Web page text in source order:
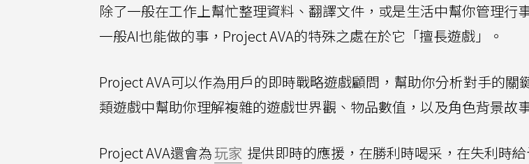
除了一般在工作上幫忙整理資料、翻譯文件，或是生活中幫你管理行
一般AI也能做的事，Project AVA的特殊之處在於它「擅長遊戲」。
Project AVA可以作為用戶的即時戰略遊戲顧問，幫助你分析對手的關
類遊戲中幫助你理解複雜的遊戲世界觀、物品數值，以及角色背景故
Project AVA還會為玩家 提供即時的應援，在勝利時喝采，在失利時給